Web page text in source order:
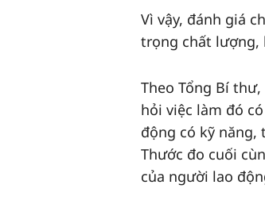
Vì vậy, đánh giá
trọng chất lượng,
Theo Tổng Bí
hỏi việc làm đó
động có kỹ năng,
Thước đo cuối
của người lao